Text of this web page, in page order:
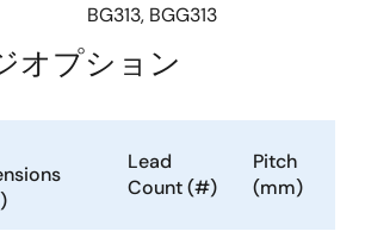
Universe II eases the development
Computers (SBCs) and I/O
BG313, BGG313
オプション
Lead
Count (#)
Pitch
(mm)